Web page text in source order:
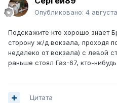
Опубликовано: 4
Подскажите кто хорошо знает
сторону ж/д вокзала, проходя
недалеко от вокзала) с левой
раньше стоял Газ-67, кто-
Цитата